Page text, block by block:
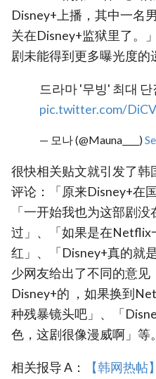
Disney+上播，其中一名
关在Disney+监狱里了。
剧未能得到更多曝光度的
드라마 '무빙' 최대 단
pic.twitter.com/
— 모나 (@Mauna____)
很快相关贴文就引发了韩
评论：「原来Disney+在
「一开始我也为这部剧
过」、「如果是在Netflix
红」、「Disney+真的就
少网友给出了不同的意
Disney+的 ，如果换到
种残暴镜头吧」、「
色，这剧很像漫威啊」等。
相关报导 A：
【韩网热